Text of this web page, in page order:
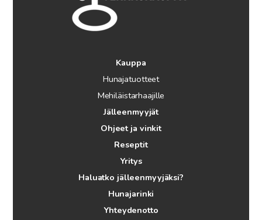
Kauppa
Hunajatuotteet
Mehiläistarhaajille
Jälleenmyyjät
Ohjeet ja vinkit
Reseptit
Yritys
Haluatko jälleenmyyjäksi?
Hunajarinki
Yhteydenotto